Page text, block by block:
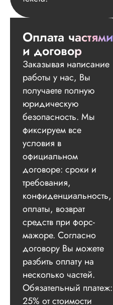
Оплата частями
и договор
Заказывая написание
работы у нас, Вы
получаете полную
юридическую
безопасность. Мы
фиксируем все
условия в
официальном
договоре: сроки и
требования,
конфиденциальность,
оплаты, возврат
средств при форс-
мажоре. Согласно
договору Вы можете
разбить оплату на
несколько частей.
Обязательный платеж:
25% от стоимости